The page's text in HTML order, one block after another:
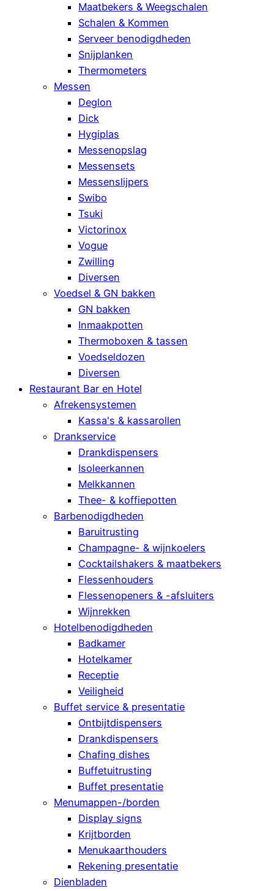
Maatbekers & Weegschalen
Schalen & Kommen
Serveer benodigdheden
Snijplanken
Thermometers
Messen
Deglon
Dick
Hygiplas
Messenopslag
Messensets
Messenslijpers
Swibo
Tsuki
Victorinox
Vogue
Zwilling
Diversen
Voedsel & GN bakken
GN bakken
Inmaakpotten
Thermoboxen & tassen
Voedseldozen
Diversen
Restaurant Bar en Hotel
Afrekensystemen
Kassa's & kassarollen
Drankservice
Drankdispensers
Isoleerkannen
Melkkannen
Thee- & koffiepotten
Barbenodigdheden
Baruitrusting
Champagne- & wijnkoelers
Cocktailshakers & maatbekers
Flessenhouders
Flessenopeners & -afsluiters
Wijnrekken
Hotelbenodigdheden
Badkamer
Hotelkamer
Receptie
Veiligheid
Buffet service & presentatie
Ontbijtdispensers
Drankdispensers
Chafing dishes
Buffetuitrusting
Buffet presentatie
Menumappen-/borden
Display signs
Krijtborden
Menukaarthouders
Rekening presentatie
Dienbladen